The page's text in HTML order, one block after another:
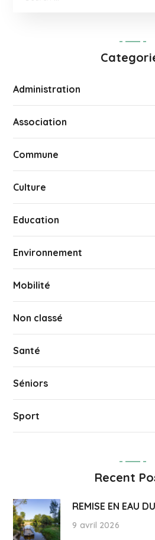
Administration
Association
Commune
Culture
Education
Environnement
Mobilité
Non classé
Santé
Séniors
Sport
Recent
REMISE EN EAU
9 avril 2026